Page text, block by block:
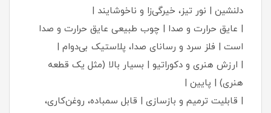
دلنشین | نور تیز، خیرگی‌زا و ناخوشایند |
| عایق حرارت و صدا | چوب طبیعی عایق حرارت و صدا
است | فلز سرد و رسانای صدا، پلاستیک بی‌دوام |
| ارزش هنری و دکوراتیو | بسیار بالا (مثل یک قطعه
هنری) | پایین |
| قابلیت ترمیم و بازسازی | قابل سمباده، روغن‌کاری،